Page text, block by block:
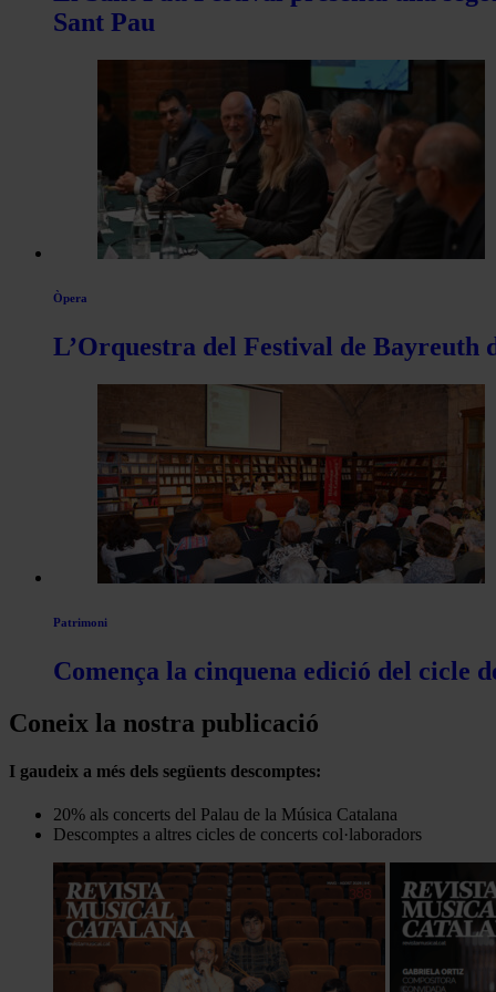
Sant Pau
Òpera
L’Orquestra del Festival de Bayreuth
Patrimoni
Comença la cinquena edició del cicle
Coneix la nostra publicació
I gaudeix a més dels següents descomptes:
20% als concerts del Palau de la Música Catalana
Descomptes a altres cicles de concerts col·laboradors